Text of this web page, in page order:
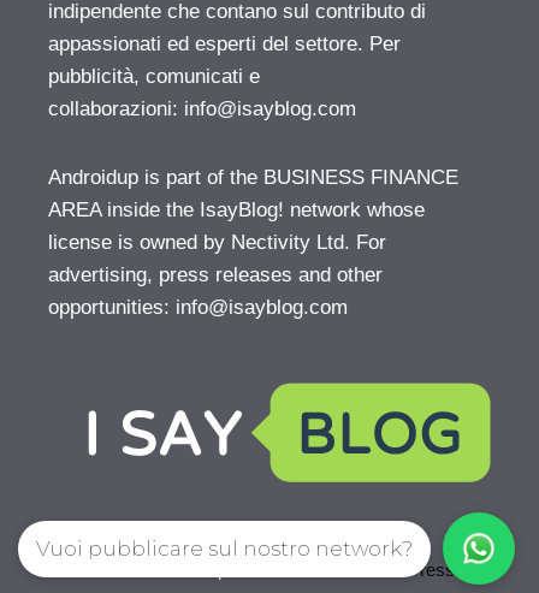
indipendente che contano sul contributo di
appassionati ed esperti del settore. Per
pubblicità, comunicati e
collaborazioni: info@isayblog.com
Androidup is part of the BUSINESS FINANCE
AREA inside the IsayBlog! network whose
license is owned by Nectivity Ltd. For
advertising, press releases and other
opportunities: info@isayblog.com
GeneratePress
Vuoi pubblicare sul nostro network?